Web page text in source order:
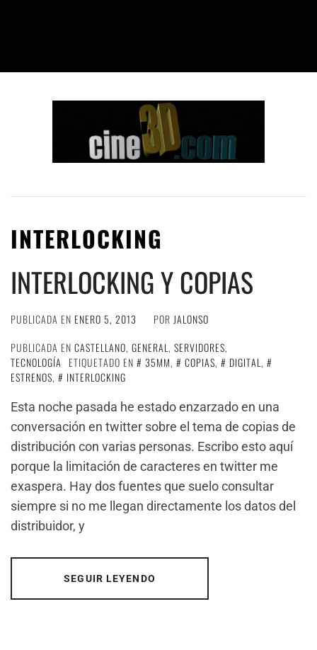
INTERLOCKING
INTERLOCKING Y COPIAS
PUBLICADA EN ENERO 5, 2013 POR JALONSO
PUBLICADA EN CASTELLANO, GENERAL, SERVIDORES,
TECNOLOGÍA
ETIQUETADO EN 35MM, COPIAS, DIGITAL,
ESTRENOS,
INTERLOCKING
Esta noche pasada he estado enzarzado en una
conversación en twitter sobre el tema de copias de
distribución con varias personas. Escribo esto aquí
porque la limitación de caracteres en twitter me
exaspera. Hay dos fuentes que suelo consultar
siempre si no me llegan directamente los datos del
distribuidor, y
SEGUIR LEYENDO